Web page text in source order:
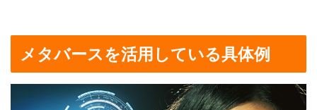
メタバースを活用している具体例